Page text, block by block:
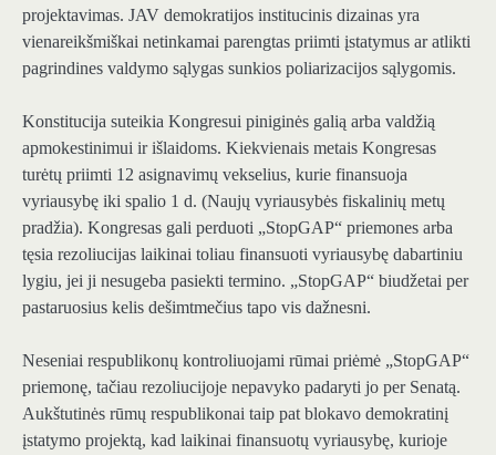
projektavimas. JAV demokratijos institucinis dizainas yra
vienareikšmiškai netinkamai parengtas priimti įstatymus ar atlikti
pagrindines valdymo sąlygas sunkios poliarizacijos sąlygomis.
Konstitucija suteikia Kongresui piniginės galią arba valdžią
apmokestinimui ir išlaidoms. Kiekvienais metais Kongresas
turėtų priimti 12 asignavimų vekselius, kurie finansuoja
vyriausybę iki spalio 1 d. (Naujų vyriausybės fiskalinių metų
pradžia). Kongresas gali perduoti „StopGAP“ priemones arba
tęsia rezoliucijas laikinai toliau finansuoti vyriausybę dabartiniu
lygiu, jei ji nesugeba pasiekti termino. „StopGAP“ biudžetai per
pastaruosius kelis dešimtmečius tapo vis dažnesni.
Neseniai respublikonų kontroliuojami rūmai priėmė „StopGAP“
priemonę, tačiau rezoliucijoje nepavyko padaryti jo per Senatą.
Aukštutinės rūmų respublikonai taip pat blokavo demokratinį
įstatymo projektą, kad laikinai finansuotų vyriausybę, kurioje